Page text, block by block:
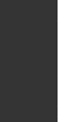
In
die
Die
fünf
das